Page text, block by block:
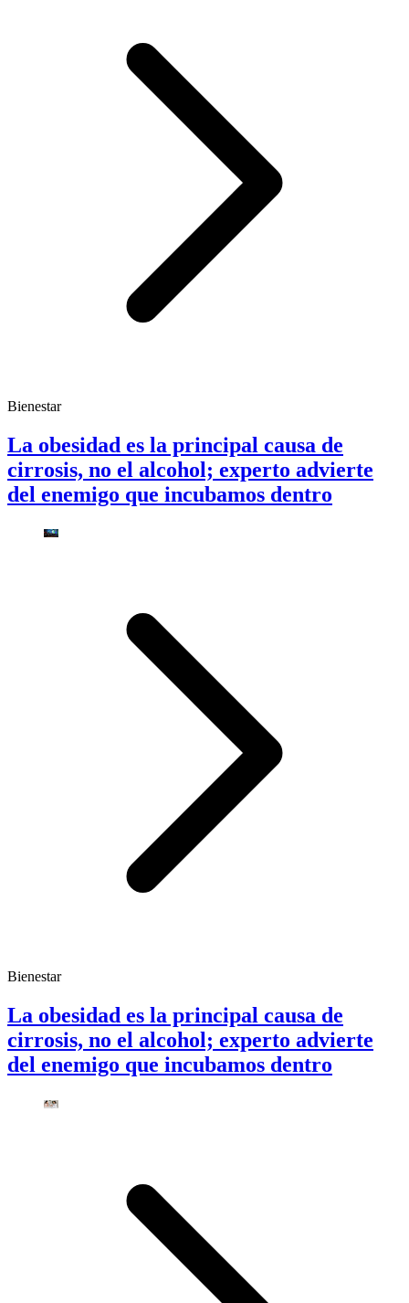
Bienestar
La obesidad es la principal causa de
cirrosis, no el alcohol; experto advierte
del enemigo que incubamos dentro
Bienestar
La obesidad es la principal causa de
cirrosis, no el alcohol; experto advierte
del enemigo que incubamos dentro